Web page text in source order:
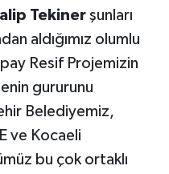
Tekinerşunları
aldığımız olumlu
Resif Projemizin
gururunu
Belediyemiz,
ve Kocaeli
bu çok ortaklı